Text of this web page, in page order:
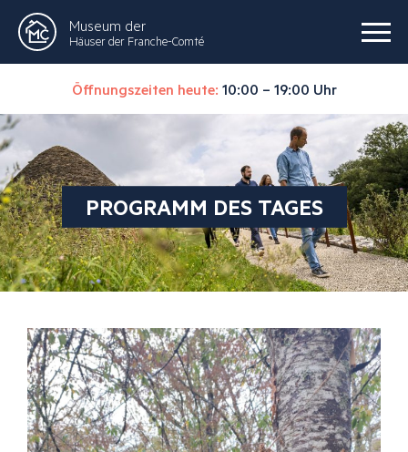
Museum der
Häuser der Franche-Comté
Öffnungszeiten heute: 10:00 – 19:00 Uhr
PROGRAMM DES TAGES